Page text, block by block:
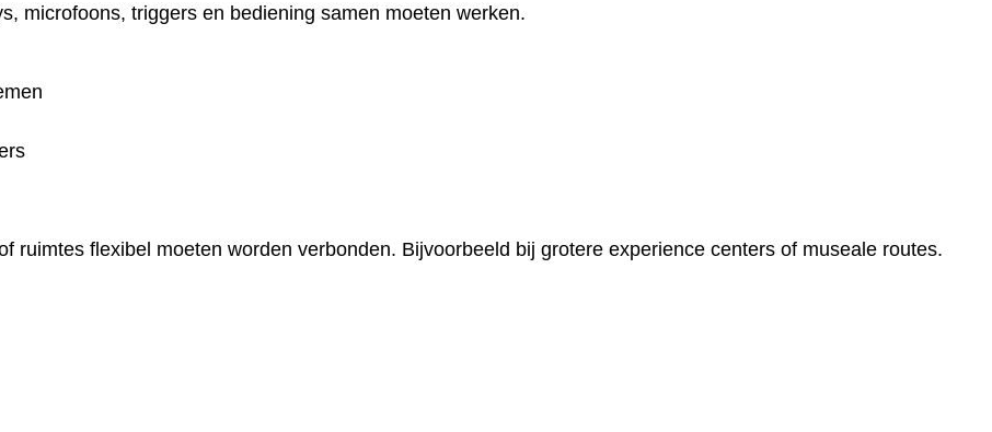
microfoons, triggers en bediening samen moeten werken.
ruimtes flexibel moeten worden verbonden. Bijvoorbeeld bij grotere experience centers of museale routes.